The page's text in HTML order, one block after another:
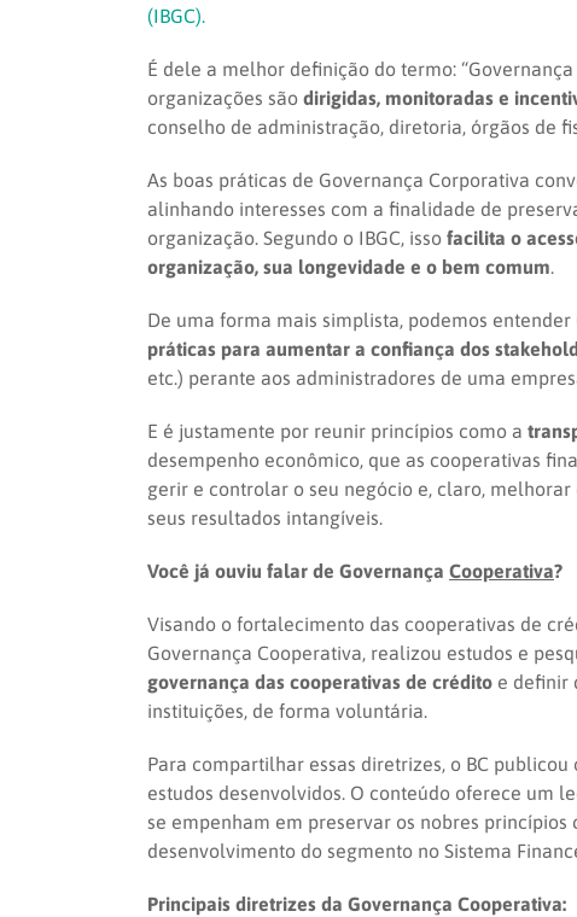
(IBGC).
É dele a melhor definição do termo:
organizações são dirigidas, monitoradas e
conselho de administração, diretoria, órgãos de
As boas práticas de Governança Corporativa
alinhando interesses com a finalidade de
organização. Segundo o IBGC, isso facilita o
organização, sua longevidade e o bem comum.
De uma forma mais simplista, podemos
práticas para aumentar a confiança dos
etc.) perante aos administradores de uma
E é justamente por reunir princípios como a
desempenho econômico, que as cooperativas
gerir e controlar o seu negócio e, claro,
seus resultados intangíveis.
Você já ouviu falar de Governança Cooperativa?
Visando o fortalecimento das cooperativas de
Governança Cooperativa, realizou estudos e
governança das cooperativas de crédito e definir
instituições, de forma voluntária.
Para compartilhar essas diretrizes, o BC publicou
estudos desenvolvidos. O conteúdo oferece um
se empenham em preservar os nobres
desenvolvimento do segmento no Sistema
Principais diretrizes da Governança Cooperativa: